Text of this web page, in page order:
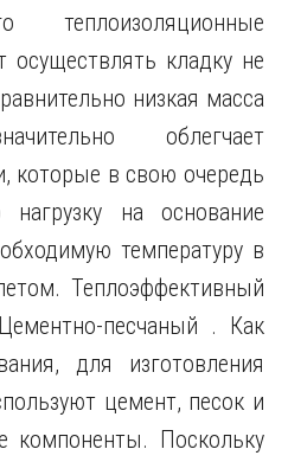
теплоизоляционные
осуществлять кладку не
низкая масса
облегчает
которые в свою очередь
на основание
температуру в
Теплоэффективный
песчаный . Как
для изготовления
цемент, песок и
компоненты. Поскольку